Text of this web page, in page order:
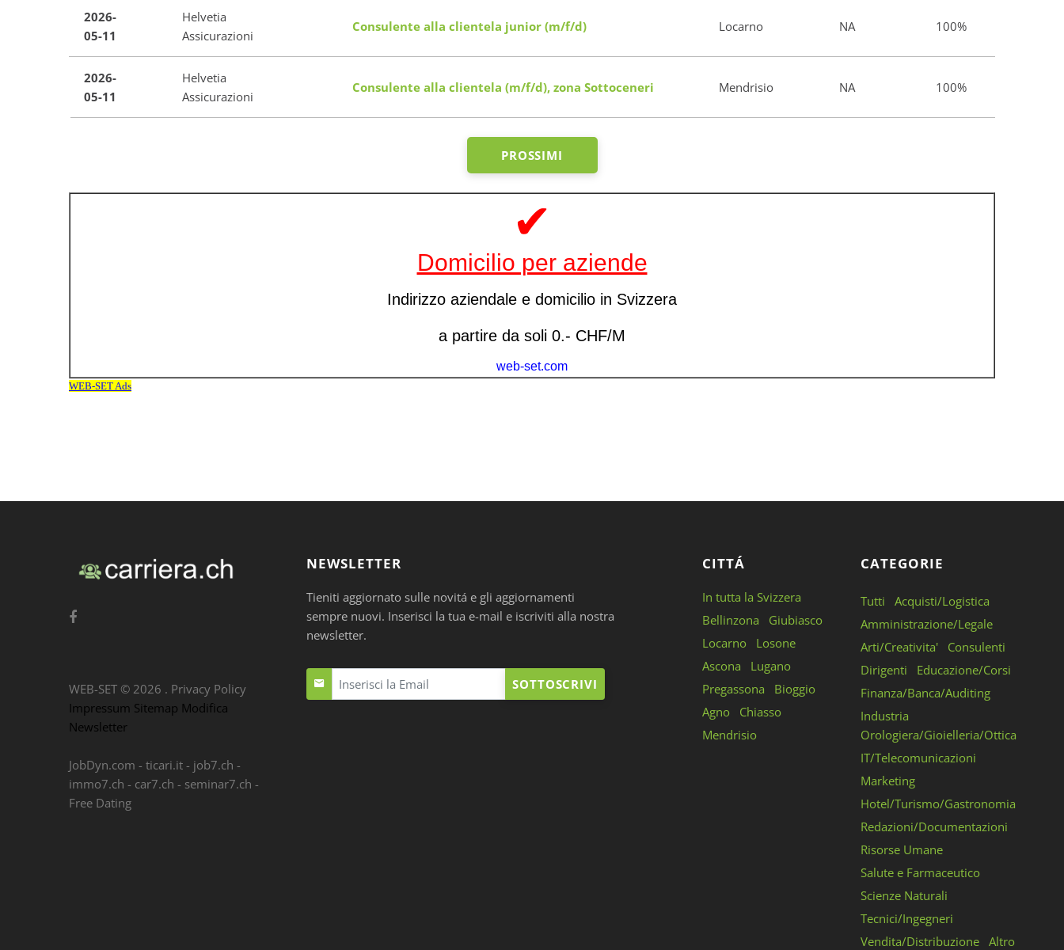
2026-
05-11
Helvetia
Assicurazioni
Consulente alla clientela junior (m/f/d) Locarno NA 100%
2026-
05-11
Helvetia
Assicurazioni
Consulente alla clientela (m/f/d), zona Sottoceneri Mendrisio NA 100%
PROSSIMI
NEWSLETTER
Tieniti aggiornato sulle novitá e gli aggiornamenti
sempre nuovi. Inserisci la tua e-mail e iscriviti alla nostra
newsletter.
SOTTOSCRIVI
CITTÁ
In tutta la Svizzera
Bellinzona
Giubiasco
Locarno
Losone
Ascona
Lugano
Pregassona
Bioggio
Agno
Chiasso
Mendrisio
CATEGORIE
Tutti
Acquisti/Logistica
Amministrazione/Legale
Arti/Creativita'
Consulenti
Dirigenti
Educazione/Corsi
Finanza/Banca/Auditing
Industria
Orologiera/Gioielleria/Ottica
IT/Telecomunicazioni
Marketing
Hotel/Turismo/Gastronomia
Redazioni/Documentazioni
Risorse Umane
Salute e Farmaceutico
Scienze Naturali
Tecnici/Ingegneri
Vendita/Distribuzione Altro
WEB-SET © 2026 . Privacy Policy
Impressum Sitemap Modifica
Newsletter
JobDyn.com - ticari.it - job7.ch -
immo7.ch - car7.ch - seminar7.ch -
Free Dating